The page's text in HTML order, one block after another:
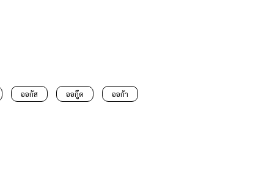
ออกัส ออกู๊ด ออก้า